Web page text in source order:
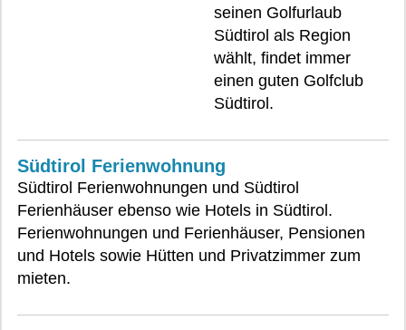
seinen Golfurlaub
Südtirol als Region
wählt, findet immer
einen guten Golfclub
Südtirol.
Südtirol Ferienwohnung
Südtirol Ferienwohnungen und Südtirol
Ferienhäuser ebenso wie Hotels in Südtirol.
Ferienwohnungen und Ferienhäuser, Pensionen
und Hotels sowie Hütten und Privatzimmer zum
mieten.